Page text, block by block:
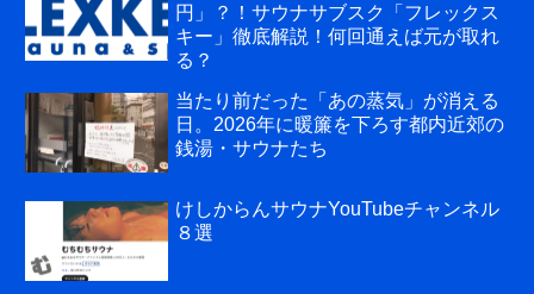
円」？！サウナサブスク「フレックス
キー」徹底解説！何回通えば元が取れ
る？
当たり前だった「あの蒸気」が消える
日。2026年に暖簾を下ろす都内近郊の
銭湯・サウナたち
けしからんサウナYouTubeチャンネル
８選